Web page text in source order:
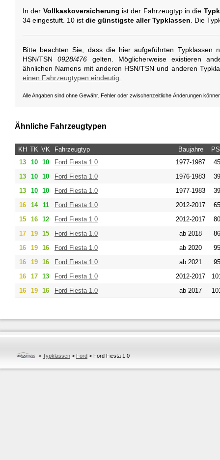
In der Vollkaskoversicherung ist der Fahrzeugtyp in die
34 eingestuft. 10 ist die günstigste aller Typklassen. Die
Bitte beachten Sie, dass die hier aufgeführten Typklassen
HSN/TSN0928/476 gelten. Möglicherweise existieren
ähnlichen Namens mit anderen HSN/TSN und anderen
einen Fahrzeugtypen eindeutig.
Alle Angaben sind ohne Gewähr. Fehler oder zwischenzeitliche Änderungen
Ähnliche Fahrzeugtypen
KH TK VK Fahrzeugtyp Baujahre
13
10 10 Ford Fiesta 1.0 1977-1987
13
10 10 Ford Fiesta 1.0 1976-1983
13
10 10 Ford Fiesta 1.0 1977-1983
16
14 11 Ford Fiesta 1.0 2012-2017
15
16 12 Ford Fiesta 1.0 2012-2017
17
19 15 Ford Fiesta 1.0 ab 2018
16
19 16 Ford Fiesta 1.0 ab 2020
16
19 16 Ford Fiesta 1.0 ab 2021
16
17 13 Ford Fiesta 1.0 2012-2017
16
19 16 Ford Fiesta 1.0 ab 2017
> Typklassen > Ford > Ford Fiesta 1.0